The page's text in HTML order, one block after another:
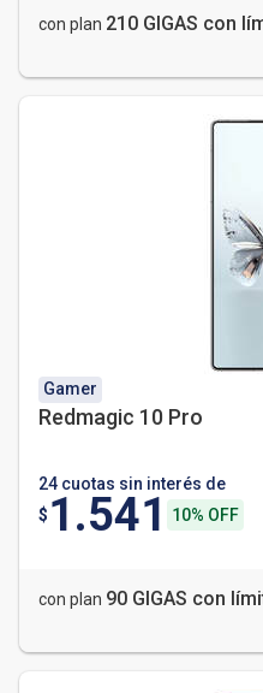
con plan 210 GIGAS con
Gamer
Redmagic 10 Pro
24 cuotas sin interés de
$ 1.541 10% OFF
con plan 90 GIGAS con